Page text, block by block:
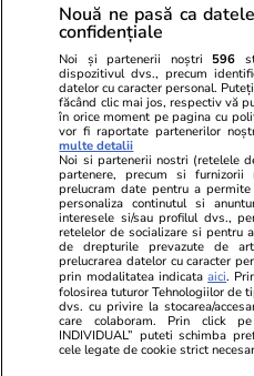
Lifestyle
Ce este agar-agar și cum
utilizează
Știri România
Ministerul Muncii spune
decizia Curții de Apel
Nouă ne pasă ca
confidențiale
Noi și partenerii noștri 596
dispozitivul dvs., precum
datelor cu caracter personal.
făcând clic mai jos, respectiv vă
în orice moment pe pagina cu
vor fi raportate partenerilor
multe detalii
Noi si partenerii nostri (retelele
partenere, precum si
prelucram date pentru a
personaliza continutul si
interesele si/sau profilul dvs.,
retelelor de socializare si pentru
de drepturile prevazute de
prelucrarea datelor cu caracter
prin modalitatea indicataaici.
folosirea tuturor Tehnologiilor de
dvs. cu privire la stocarea/
care colaboram. Prin click pe
INDIVIDUAL” puteti schimba
cele legate de cookie strict